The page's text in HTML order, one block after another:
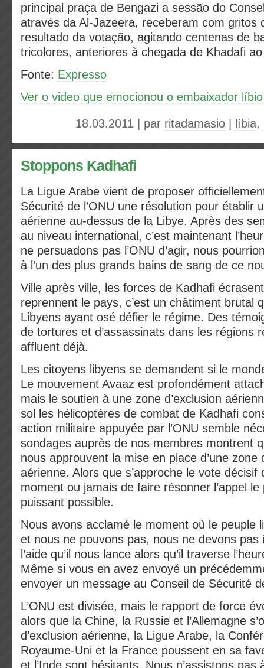
principal praça de Bengazi a sessão do
através da Al-Jazeera, receberam com gritos
resultado da votação, agitando centenas de
tricolores, anteriores à chegada de Khadafi
Fonte: Expresso
Ver o video que emocionou o embaixador
18.03.2011 | par ritadamasio líbia,
Stoppons Kadhafi
La Ligue Arabe vient de proposer
Sécurité de l’ONU une résolution pour établir
aérienne au-dessus de la Libye. Après des
au niveau international, c’est maintenant
ne persuadons pas l’ONU d’agir, nous
à l’un des plus grands bains de sang de ce
Ville après ville, les forces de Kadhafi
reprennent le pays, c’est un châtiment brutal
Libyens ayant osé défier le régime. Des
de tortures et d’assassinats dans les régions
affluent déjà.
Les citoyens libyens se demandent si le
Le mouvement Avaaz est profondément
mais le soutien à une zone d’exclusion
sol les hélicoptères de combat de Kadhafi
action militaire appuyée par l’ONU semble
sondages auprès de nos membres montrent
nous approuvent la mise en place d’une zone
aérienne. Alors que s’approche le vote décisif
moment ou jamais de faire résonner l’appel le
puissant possible.
Nous avons acclamé le moment où le peuple
et nous ne pouvons pas, nous ne devons pas
l’aide qu’il nous lance alors qu’il traverse
Même si vous en avez envoyé un
envoyer un message au Conseil de Sécurité
L’ONU est divisée, mais le rapport de force
alors que la Chine, la Russie et l’Allemagne
d’exclusion aérienne, la Ligue Arabe, la
Royaume-Uni et la France poussent en sa
et l’Inde sont hésitants. Nous n’assistons pas